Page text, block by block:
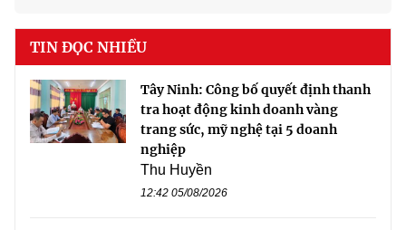
TIN ĐỌC NHIỀU
Tây Ninh: Công bố quyết định thanh
tra hoạt động kinh doanh vàng
trang sức, mỹ nghệ tại 5 doanh
nghiệp
Thu Huyền
12:42 05/08/2026